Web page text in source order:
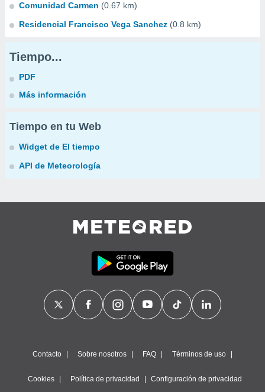
Comunidad Carmen (0.67 km)
Residencial Francisco Vega Sanchez (0.8 km)
Tiempo...
PDF
Más información
Tiempo en tu Web
Widget de El tiempo
API de Meteorología
Contacto Sobre nosotros FAQ Términos de uso
Cookies Política de privacidad Configuración de privacidad